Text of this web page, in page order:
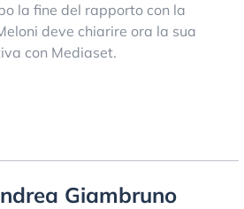
la fine del rapporto con la
deve chiarire ora la sua
con Mediaset.
Giambruno